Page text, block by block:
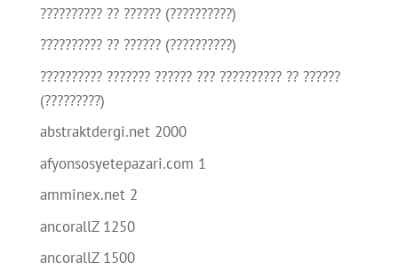
?????????? ?? ?????? (??????????)
?????????? ?? ?????? (??????????)
?????????? ??????? ?????? ??? ?????????? ?? ??????
(?????????)
abstraktdergi.net 2000
afyonsosyetepazari.com 1
amminex.net 2
ancorallZ 1250
ancorallZ 1500